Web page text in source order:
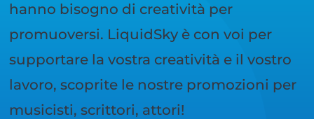
hanno bisogno di creatività per
promuoversi. LiquidSky è con voi per
supportare la vostra creatività e il vostro
lavoro, scoprite le nostre promozioni per
musicisti, scrittori, attori!